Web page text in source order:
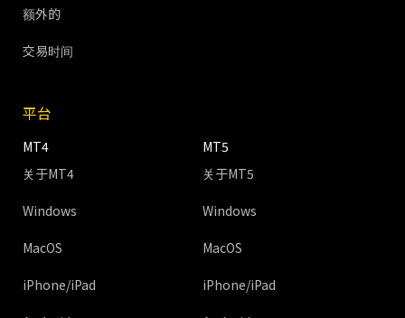
额外的
交易时间
平台
MT4
关于MT4
Windows
MacOS
iPhone/iPad
MT5
关于MT5
Windows
MacOS
iPhone/iPad